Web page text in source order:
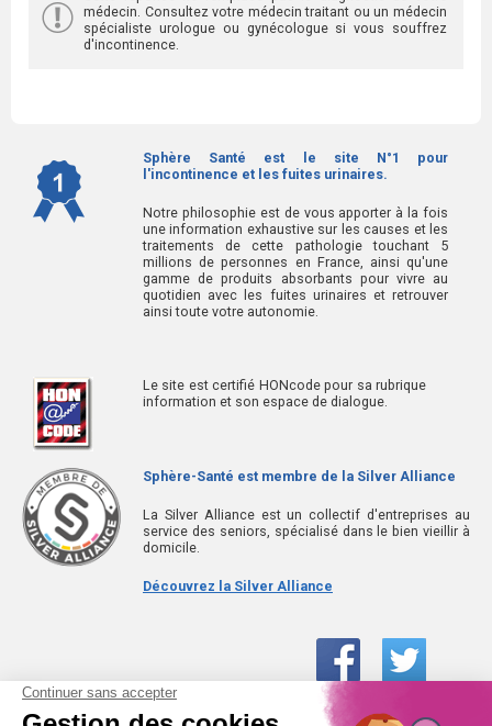
médecin. Consultez votre médecin traitant ou un médecin
spécialiste urologue ou gynécologue si vous souffrez
d'incontinence.
Sphère Santé est le site N°1 pour
l'incontinence et les fuites urinaires.
Notre philosophie est de vous apporter à la fois
une information exhaustive sur les causes et les
traitements de cette pathologie touchant 5
millions de personnes en France, ainsi qu'une
gamme de produits absorbants pour vivre au
quotidien avec les fuites urinaires et retrouver
ainsi toute votre autonomie.
Le site est certifié HONcode pour sa rubrique
information et son espace de dialogue.
Sphère-Santé est membre de la Silver Alliance
La Silver Alliance est un collectif d'entreprises au
service des seniors, spécialisé dans le bien vieillir à
domicile.
Découvrez la Silver Alliance